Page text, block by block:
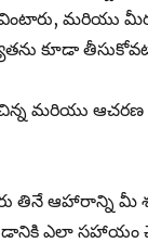
మరియు
కూడా
మరియు ఆచరణ
తినే ఆహారాన్ని మీ
ఎలా సహాయం